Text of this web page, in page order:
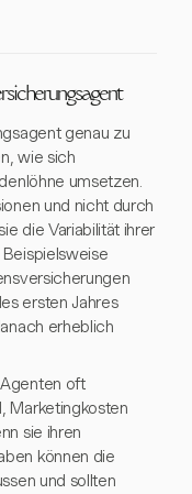
genau zu
wie sich
umsetzen.
und nicht durch
die Variabilität ihrer
ersten Jahres
erheblich
oft
Marketingkosten
sie ihren
können die
und sollten